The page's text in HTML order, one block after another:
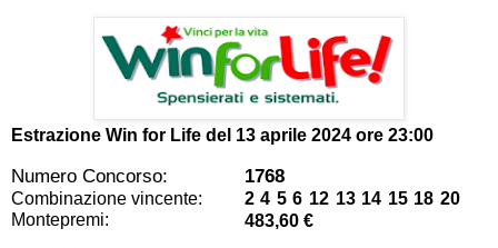
Estrazione Win for Life del 13 aprile 2024 ore 23:00
Numero Concorso: 1768
Combinazione vincente:
2 4 5 6 12 13 14 15 18 20
Montepremi:
483,60 €